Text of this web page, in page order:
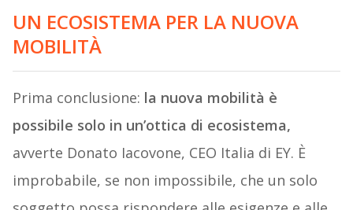
UN ECOSISTEMA PER LA NUOVA
MOBILITÀ
Prima conclusione: la nuova mobilità è
possibile solo in un’ottica di ecosistema,
avverte Donato Iacovone, CEO Italia di EY. È
improbabile, se non impossibile, che un solo